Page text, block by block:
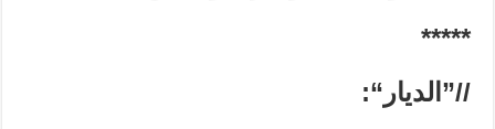
*****
//” الديار “: